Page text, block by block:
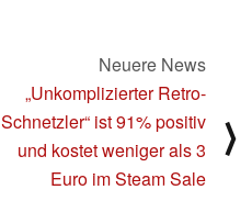
Neuere News
„Unkomplizierter Retro-
Schnetzler“ ist 91% positiv
und kostet weniger als 3
Euro im Steam Sale
⟩